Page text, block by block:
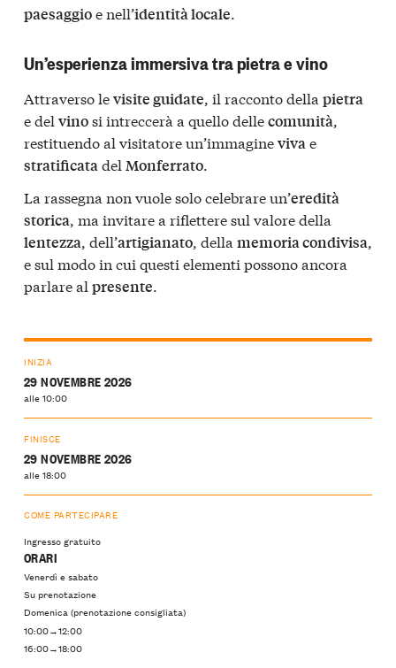
paesaggioe nell’identità locale.
Un’esperienza immersiva tra pietra e vino
Attraverso levisite guidate, il racconto della pietra
e del vinosi intreccerà a quello dellecomunità,
restituendo al visitatore un’immaginevivae
stratificatadel Monferrato.
La rassegna non vuole solo celebrare un’eredità
storica, ma invitare a riflettere sul valore della
lentezza, dell’artigianato, della memoria condivisa,
e sul modo in cui questi elementi possono ancora
parlare al presente.
INIZIA
29 NOVEMBRE 2026
alle 10:00
FINISCE
29 NOVEMBRE 2026
alle 18:00
COME PARTECIPARE
Ingresso gratuito
ORARI
Venerdì e sabato
Su prenotazione
Domenica (prenotazione consigliata)
10:00→12:00
16:00→18:00